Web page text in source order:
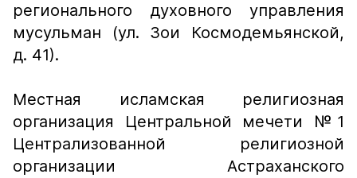
регионального духовного управления
мусульман (ул. Зои Космодемьянской,
д. 41).
Местная исламская религиозная
организация Центральной мечети №1
Централизованной религиозной
организации Астраханского